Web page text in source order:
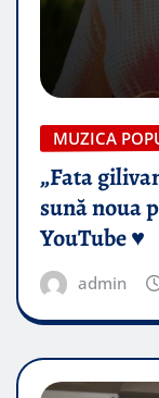
MUZICA
„Fata
sună noua
YouTube ♥️
admin